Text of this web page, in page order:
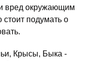
вред окружающим
подумать о
Крысы, Быка -